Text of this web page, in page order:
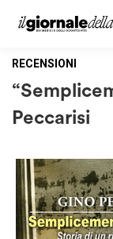
RECENSIONI
Peccarisi